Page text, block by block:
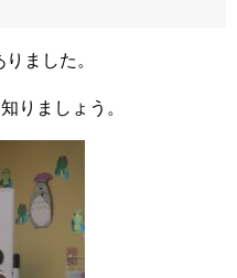
ました。
りましょう。